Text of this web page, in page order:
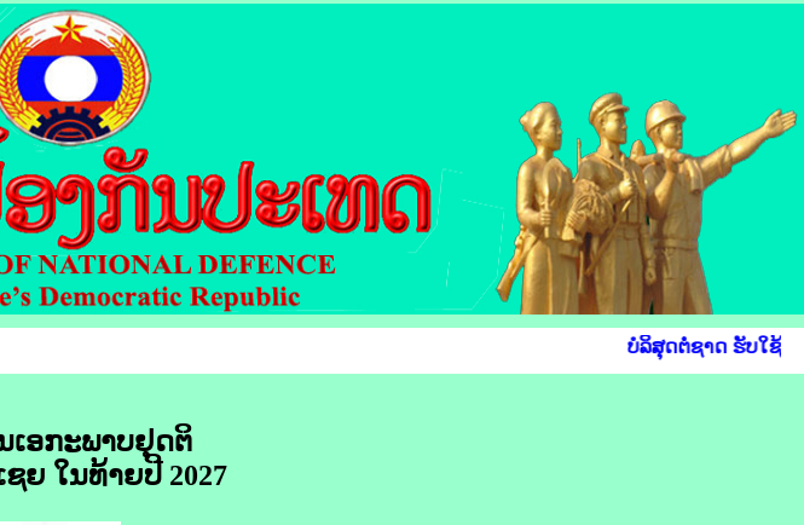
ບໍລິສຸດຕໍ່ຊາດ ຮັບໃຊ້ປະ
ເອກະ​ພາບ​ຢຸດຕິ​
ຍ ໃນ​ທ້າຍ​ປີ 2027